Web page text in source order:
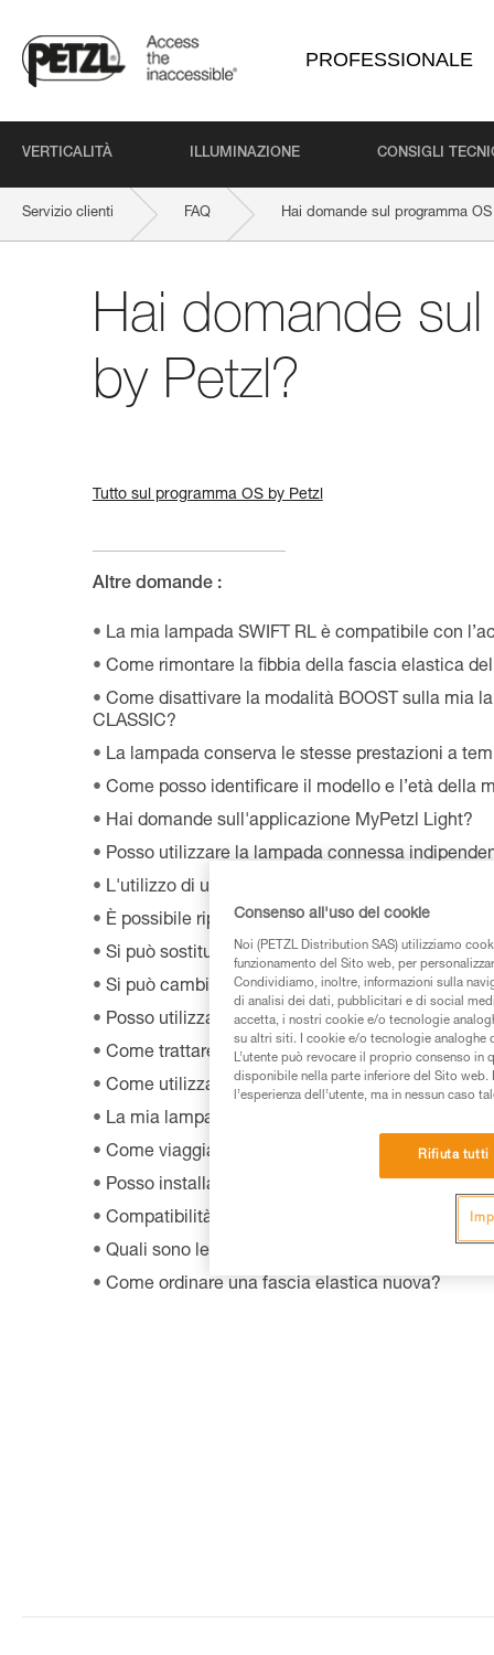
PROFESSIONALE
VERTICALITÀ ILLUMINAZIONE CONSIGLI
Servizio clienti FAQ Hai domande sul programma
Hai domande
by Petzl?
Tutto sul programma OS by Petzl
Altre domande :
La mia lampada SWIFT RL è compatibile con
Come rimontare la fibbia della fascia elastica
Come disattivare la modalità BOOST sulla mia
CLASSIC?
La lampada conserva le stesse prestazioni a
Come posso identificare il modello e l’età della
Hai domande sull'applicazione MyPetzl Light?
Posso utilizzare la lampada connessa
L'utilizzo di una batteria ricaricabile CORE
È possibile riparare la mia lampada frontale?
Si può sostituire un led su una frontale?
Si può cambiare la lampadina di serie della
Posso utilizzare la lampada andando in bici?
Come trattare la fascia elastica di una lampada
Come utilizzare la lampada nella nebbia?
La mia lampada frontale non illumina più o non
Come viaggiare in aereo con una lampada
Posso installare una lampada frontale sulla mia
Compatibilità delle lampade con HELMET
Quali sono le batterie ricaricabili compatibili
Come ordinare una fascia elastica nuova?
Consenso all'uso dei cookie
Noi (PETZL Distribution SAS) utilizziamo
funzionamento del Sito web, per
Condividiamo, inoltre, informazioni sulla
di analisi dei dati, pubblicitari e di social
accetta, i nostri cookie e/o tecnologie
su altri siti. I cookie e/o tecnologie analoghe
L’utente può revocare il proprio consenso
disponibile nella parte inferiore del Sito
l’esperienza dell’utente, ma in nessun caso
Rifiuta tutti